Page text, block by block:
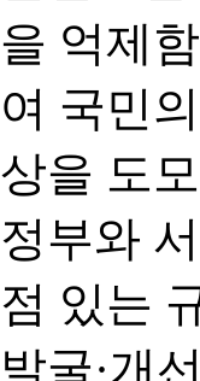
을 억제
여 국민
상을 도
정부와
점 있는
발굴·개